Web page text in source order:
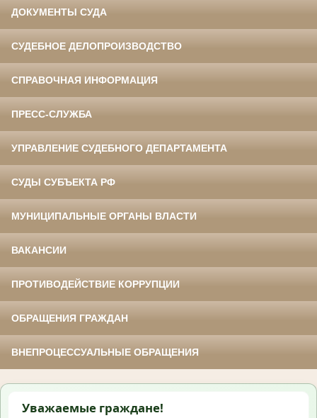
ДОКУМЕНТЫ СУДА
СУДЕБНОЕ ДЕЛОПРОИЗВОДСТВО
СПРАВОЧНАЯ ИНФОРМАЦИЯ
ПРЕСС-СЛУЖБА
УПРАВЛЕНИЕ СУДЕБНОГО ДЕПАРТАМЕНТА
СУДЫ СУБЪЕКТА РФ
МУНИЦИПАЛЬНЫЕ ОРГАНЫ ВЛАСТИ
ВАКАНСИИ
ПРОТИВОДЕЙСТВИЕ КОРРУПЦИИ
ОБРАЩЕНИЯ ГРАЖДАН
ВНЕПРОЦЕССУАЛЬНЫЕ ОБРАЩЕНИЯ
Уважаемые граждане!